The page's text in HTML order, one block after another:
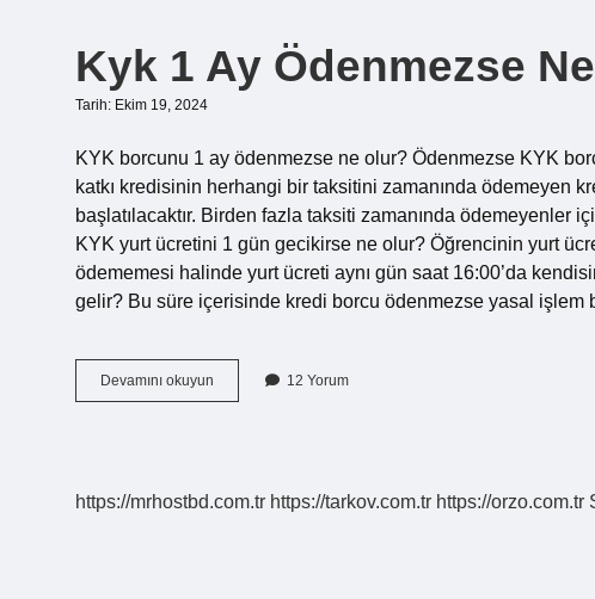
Kyk 1 Ay Ödenmezse
Tarih: Ekim 19, 2024
KYK borcunu 1 ay ödenmezse ne olur? Ödenmezse KYK
katkı kredisinin herhangi bir taksitini zamanında ödemeyen
başlatılacaktır. Birden fazla taksiti zamanında ödemeyenler
KYK yurt ücretini 1 gün gecikirse ne olur? Öğrencinin yurt
ödememesi halinde yurt ücreti aynı gün saat 16:00’da
gelir? Bu süre içerisinde kredi borcu ödenmezse yasal işlem
Devamını okuyun
1
12 Yorum
https://mrhostbd.com.tr https://tarkov.com.tr https://orzo.com.tr